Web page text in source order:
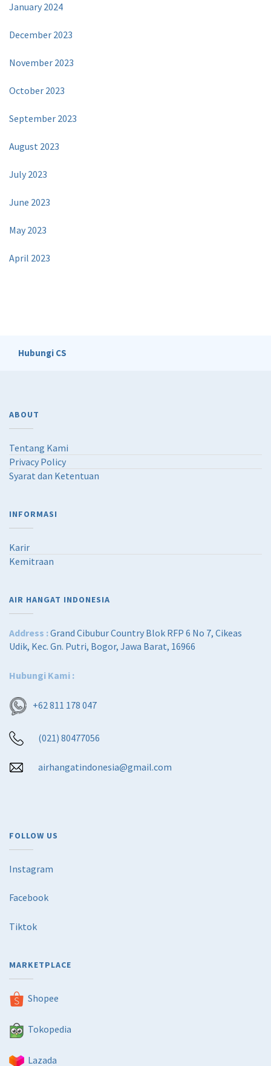
January 2024
December 2023
November 2023
October 2023
September 2023
August 2023
July 2023
June 2023
May 2023
April 2023
Hubungi CS
ABOUT
Tentang Kami
Privacy Policy
Syarat dan Ketentuan
INFORMASI
Karir
Kemitraan
AIR HANGAT INDONESIA
Address :Grand Cibubur Country Blok RFP 6 No 7, Cikeas
Udik, Kec. Gn. Putri, Bogor, Jawa Barat, 16966
Hubungi Kami :
+62 811 178 047
(021) 80477056
airhangatindonesia@gmail.com
FOLLOW US
Instagram
Facebook
Tiktok
MARKETPLACE
Shopee
Tokopedia
Lazada